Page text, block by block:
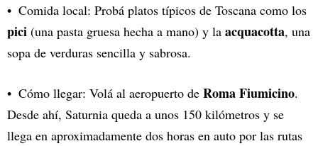
Comida local: Probá platos típicos de Toscana como los
pici (una pasta gruesa hecha a mano) y la acquacotta, una
sopa de verduras sencilla y sabrosa.
Cómo llegar: Volá al aeropuerto de Roma Fiumicino.
Desde ahí, Saturnia queda a unos 150 kilómetros y se
llega en aproximadamente dos horas en auto por las rutas